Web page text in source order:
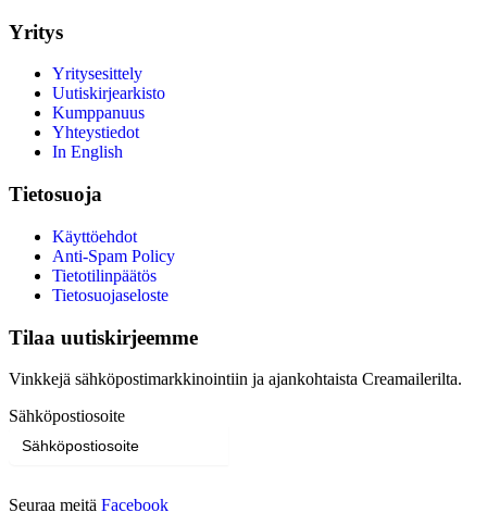
Yritys
Yritysesittely
Uutiskirjearkisto
Kumppanuus
Yhteystiedot
In English
Tietosuoja
Käyttöehdot
Anti-Spam Policy
Tietotilinpäätös
Tietosuojaseloste
Tilaa uutiskirjeemme
Vinkkejä sähköpostimarkkinointiin ja ajankohtaista Creamailerilta.
Sähköpostiosoite
Seuraa meitä Facebook